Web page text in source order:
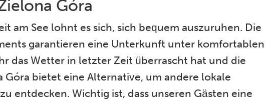
Góra
am See lohnt es sich, sich bequem auszuruhen. Die
garantieren eine Unterkunft unter komfortablen
das Wetter in letzter Zeit überrascht hat und die
bietet eine Alternative, um andere lokale
entdecken. Wichtig ist, dass unseren Gästen eine